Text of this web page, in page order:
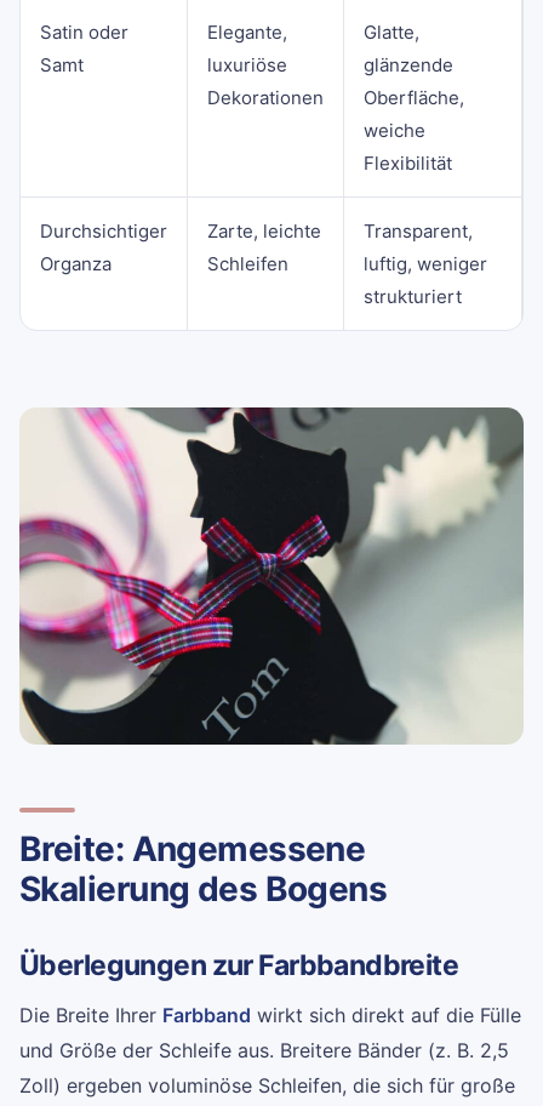
Satin oder
Samt
Elegante,
luxuriöse
Dekorationen
Glatte,
glänzende
Oberfläche,
weiche
Flexibilität
Durchsichtiger
Organza
Zarte, leichte
Schleifen
Transparent,
luftig, weniger
strukturiert
Breite: Angemessene
Skalierung des Bogens
Überlegungen zur Farbbandbreite
Die Breite Ihrer Farbband wirkt sich direkt auf die Fülle
und Größe der Schleife aus. Breitere Bänder (z. B. 2,5
Zoll) ergeben voluminöse Schleifen, die sich für große